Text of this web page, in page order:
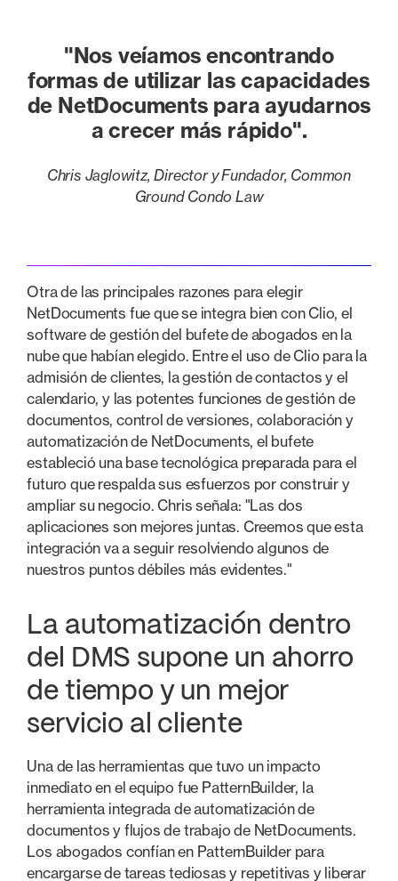
"Nos veíamos encontrando
formas de utilizar las capacidades
de NetDocuments para ayudarnos
a crecer más rápido".
Chris Jaglowitz, Director y Fundador, Common
Ground Condo Law
Otra de las principales razones para elegir
NetDocuments fue que se integra bien con Clio, el
software de gestión del bufete de abogados en la
nube que habían elegido. Entre el uso de Clio para la
admisión de clientes, la gestión de contactos y el
calendario, y las potentes funciones de gestión de
documentos, control de versiones, colaboración y
automatización de NetDocuments, el bufete
estableció una base tecnológica preparada para el
futuro que respalda sus esfuerzos por construir y
ampliar su negocio. Chris señala: "Las dos
aplicaciones son mejores juntas. Creemos que esta
integración va a seguir resolviendo algunos de
nuestros puntos débiles más evidentes."
La automatización dentro
del DMS supone un ahorro
de tiempo y un mejor
servicio al cliente
Una de las herramientas que tuvo un impacto
inmediato en el equipo fue PatternBuilder, la
herramienta integrada de automatización de
documentos y flujos de trabajo de NetDocuments.
Los abogados confían en PatternBuilder para
encargarse de tareas tediosas y repetitivas y liberar